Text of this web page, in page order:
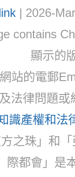
| 2026-
contains
顯示的
站的電郵
法律問題
識產權和法
之珠」和
際都會」是